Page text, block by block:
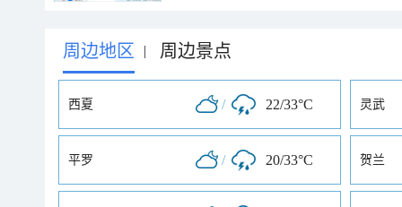
周边地区 | 周边景点
西夏 / 22/33°C 灵武
平罗 / 20/33°C 贺兰